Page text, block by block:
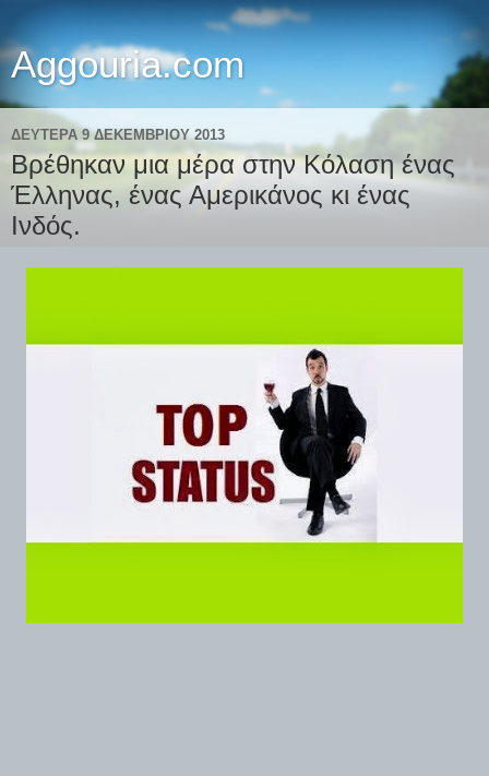
Aggouria.com
ΔΕΥΤΈΡΑ 9 ΔΕΚΕΜΒΡΊΟΥ 2013
Βρέθηκαν μια μέρα στην Κόλαση ένας
Έλληνας, ένας Αμερικάνος κι ένας
Ινδός.